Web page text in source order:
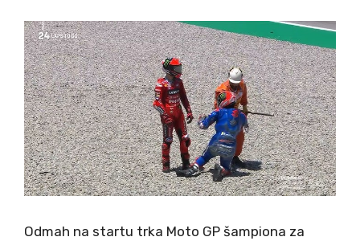
Odmah na startu trka Moto GP šampiona za